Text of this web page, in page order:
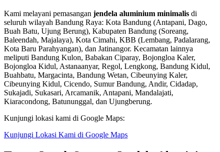
Kami melayani pemasangan jendela aluminium minimalis di
seluruh wilayah Bandung Raya: Kota Bandung (Antapani, Dago,
Buah Batu, Ujung Berung), Kabupaten Bandung (Soreang,
Baleendah, Majalaya), Kota Cimahi, KBB (Lembang, Padalarang,
Kota Baru Parahyangan), dan Jatinangor. Kecamatan lainnya
meliputi Bandung Kulon, Babakan Ciparay, Bojongloa Kaler,
Bojongloa Kidul, Astanaanyar, Regol, Lengkong, Bandung Kidul,
Buahbatu, Margacinta, Bandung Wetan, Cibeunying Kaler,
Cibeunying Kidul, Cicendo, Sumur Bandung, Andir, Cidadap,
Sukajadi, Sukasari, Arcamanik, Antapani, Mandalajati,
Kiaracondong, Batununggal, dan Ujungberung.
Kunjungi lokasi kami di Google Maps:
Kunjungi Lokasi Kami di Google Maps